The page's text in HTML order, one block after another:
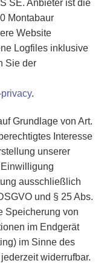
SE. Anbieter ist die
Montabaur
Website
Logfiles inklusive
Sie der
.
Grundlage von Art.
Interesse
unserer
ausschließlich
und § 25 Abs.
Speicherung von
im Endgerät
im Sinne des
widerrufbar.